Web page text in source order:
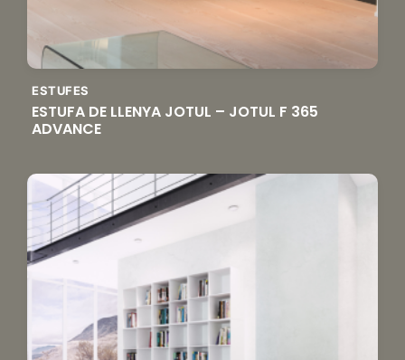
ESTUFES
ESTUFA DE LLENYA JOTUL – JOTUL F 365
ADVANCE